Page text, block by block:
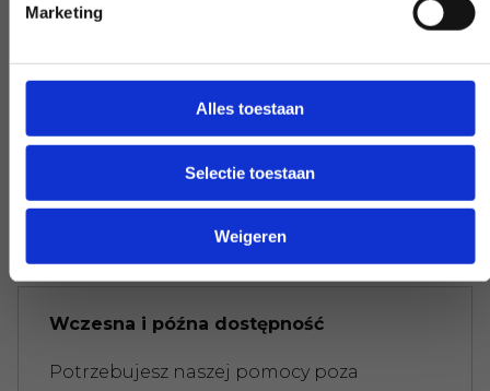
Marketing
Alles toestaan
Selectie toestaan
Weigeren
Jeśli masz pytanie, które ma wpływ na
naszą pracę, podnieś słuchawkę i zadaj je.
Nasi eksperci zapewnią jasność na
żądanie.
Wczesna i późna dostępność
Potrzebujesz naszej pomocy poza